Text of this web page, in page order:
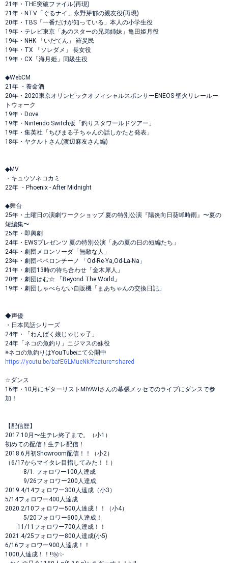
21年・THE突破ファイル(再現)
21年・NTV「ぐるナイ」永野芽郁の親友役(再現)
20年・TBS「一番だけが知っている」本人の小学生役
19年・テレビ東京「あのスターの兄弟姉妹」亀田姫月役
19年・NHK 「いだてん」 羅災民
19年・TX 「ソレダメ」 長女役
19年・CX「海月姫」同級生役
◆WebCM
21年 ・養命酒
20年・2020東京オリンピックオフィシャルスポンサーENEOS 聖火リレールー
トウォーク
19年・Dove
19年・Nintendo Switch版「釣りスタワールドツアー」
19年・集英社「ちびまる子ちゃんの話しかたと発表」
18年・ヤクルトさん(渡辺麻友さん編)
◆MV
・キュウソネコカミ
22年 ・Phoenix - After Midnight
◆舞台
25年・土曜日の演劇ワークショップ 夏の特別公演『陽炎向日葵蝉時雨』〜夏の
短編集〜
25年・即興劇
24年・EWSプレゼンツ 夏の特別公演「あの夏の日の短編たち」
24年・劇団メロンソーダ「無敵な人」
23年・劇団ペペロンチーノ 「Od-Re-Ya,Od-La-Na」
21年・劇団13時の待ち合わせ「金木犀人」
20年・劇団はむ☆ 「Beyond The World」
19年・劇団しゃべらない自販機「まあちゃんの交換日記」
◆声優
・日本民話シリーズ
24年・「わんぱく娘じゃじゃ子」
24年「ネコの魚釣り」ニジマスの妹役
※ネコの魚釣りはYouTubeにて公開中
https://youtu.be/bafEGLMueNk?feature=shared
☆ダンス
16年・10月にギターリストMIYAVIさんの幕張メッセでのライブにダンスで参
加！
【配信歴】
2017.10月〜生テレ終了まで。（小1）
初めての配信！生テレ配信！
2018.6月初Showroom配信！！（小2）
（6/17からマイタレ目指してみた！！）
8/1. フォロワー100人達成
9/26フォロワー200人達成
2019.4/14フォロワー300人達成（小3）
5/14フォロワー400人達成
2020.2/10フォロワー500人達成！！（小4）
5/20フォロワー600人達成！
11/11フォロワー700人達成！！
2021.4/25フォロワー800人達成(小5)
6/16フォロワー900人達成！！
1000人達成！！‼️㊗️✨️